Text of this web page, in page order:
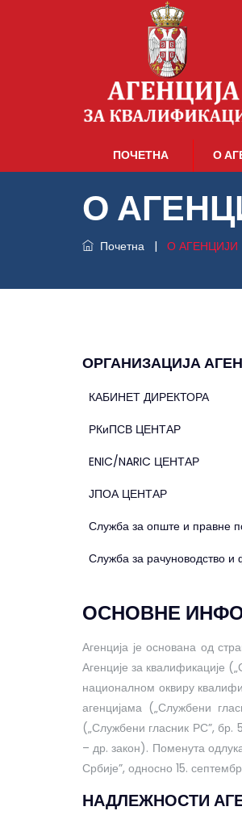
ПОЧЕТНА О
О
Почетна | О АГЕНЦИЈИ
ОРГАНИЗАЦИЈА
КАБИНЕТ ДИРЕКТОРА
РКиПСВ ЦЕНТАР
ENIC/NARIC ЦЕНТАР
ЈПОА ЦЕНТАР
Служба за опште и правне
Служба за рачуноводство и
ОСНОВНЕ
Агенција је основана од
Агенције за квалификације
националном оквиру
агенцијама („Службени
(„Службени гласник РС”,
– др. закон). Поменута
Србије”, односно 15.
НАДЛЕЖНОСТИ